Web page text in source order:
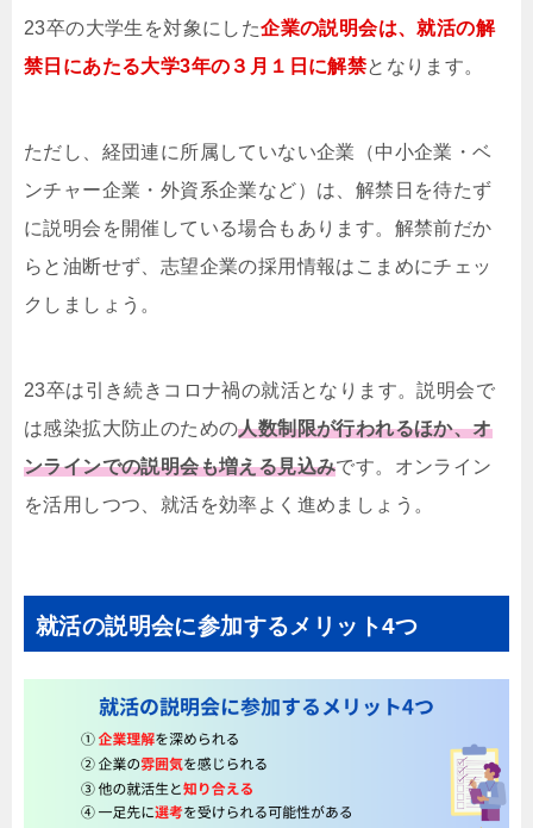
23卒の大学生を対象にした企業の説明会は、就活の解
禁日にあたる大学3年の３月１日に解禁となります。
ただし、経団連に所属していない企業（中小企業・ベ
ンチャー企業・外資系企業など）は、解禁日を待たず
に説明会を開催している場合もあります。解禁前だか
らと油断せず、志望企業の採用情報はこまめにチェッ
クしましょう。
23卒は引き続きコロナ禍の就活となります。説明会で
は感染拡大防止のための人数制限が行われるほか、オ
ンラインでの説明会も増える見込みです。オンライン
を活用しつつ、就活を効率よく進めましょう。
就活の説明会に参加するメリット4つ